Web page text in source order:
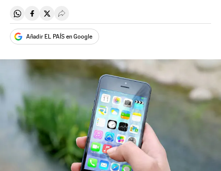
Compartir en Whatsapp
Compartir en Facebook
Compartir en Twitter
Desplegar Redes Sociales
Añadir EL PAÍS en Google